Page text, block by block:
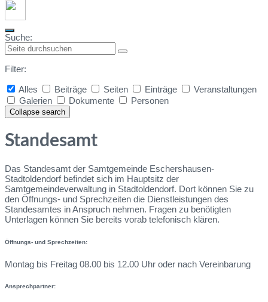
Suche:
Filter:
Alles
Beiträge Seiten Einträge
Veranstaltungen
Galerien
Dokumente Personen
Collapse search
Standesamt
Das Standesamt der Samtgemeinde Eschershausen-
Stadtoldendorf befindet sich im Hauptsitz der
Samtgemeindeverwaltung in Stadtoldendorf. Dort können Sie zu
den Öffnungs- und Sprechzeiten die Dienstleistungen des
Standesamtes in Anspruch nehmen. Fragen zu benötigten
Unterlagen können Sie bereits vorab telefonisch klären.
Öffnungs- und Sprechzeiten:
Montag bis Freitag 08.00 bis 12.00 Uhr oder nach Vereinbarung
Ansprechpartner: